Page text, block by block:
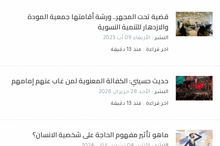
قضية تحت المجهر.. ورشة أقامتها جمعية المودة
والازدهار للتنمية النسوية
النشر : الأربعاء 09 آب 2023
اخر قراءة : منذ 13 دقيقة
حديث حسيني: الكفالة المعنوية لمن غاب عنهم إمامهم
النشر : الأحد 28 حزيران 2026
اخر قراءة : منذ 13 دقيقة
ماهو تأثير مفهوم الحاجة على شخصية الانسان؟